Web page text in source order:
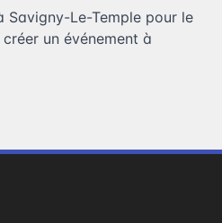
Savigny-Le-Temple pour le
créer un événement à